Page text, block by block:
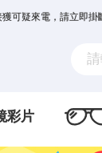
可疑來電，請立即掛
彩片